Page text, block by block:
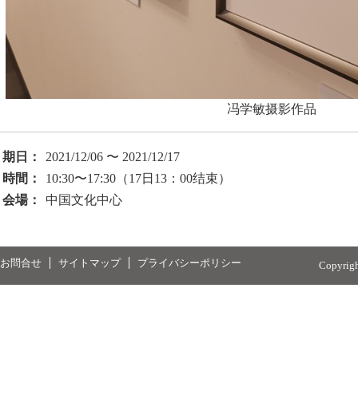
冯学敏摄影作品
期日：
2021/12/06 〜 2021/12/17
時間：
10:30〜17:30（17日13：00结束）
会場：
中国文化中心
お問合せ サイトマップ プライバシーポリシー